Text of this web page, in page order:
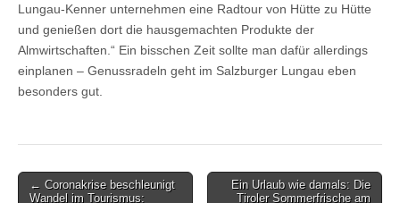
Lungau-Kenner unternehmen eine Radtour von Hütte zu Hütte
und genießen dort die hausgemachten Produkte der
Almwirtschaften.“ Ein bisschen Zeit sollte man dafür allerdings
einplanen – Genussradeln geht im Salzburger Lungau eben
besonders gut.
Post← Coronakrise beschleunigt
Wandel im Tourismus:
Ein Urlaub wie damals: Die
Tiroler Sommerfrische am